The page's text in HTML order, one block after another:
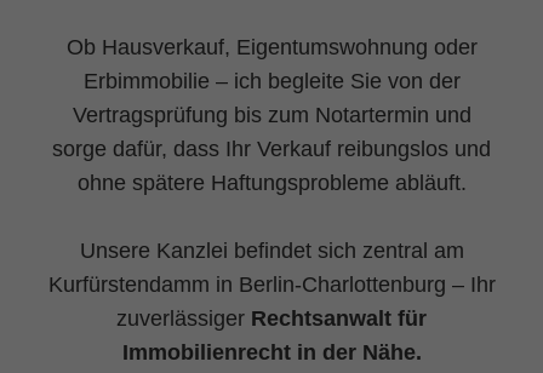
Ob Hausverkauf, Eigentumswohnung oder
Erbimmobilie – ich begleite Sie von der
Vertragsprüfung bis zum Notartermin und
sorge dafür, dass Ihr Verkauf reibungslos und
ohne spätere Haftungsprobleme abläuft.
Unsere Kanzlei befindet sich zentral am
Kurfürstendamm in Berlin-Charlottenburg – Ihr
zuverlässiger Rechtsanwalt für
Immobilienrecht in der Nähe.
Laufzeit: 1 Tag
Anbieter: Google
Datenschutzerklärung
_gac_ (Google Tag Manager)
einzuschränken.
Laufzeit: 90 Tage
Anbieter: Google
Datenschutzerklärung